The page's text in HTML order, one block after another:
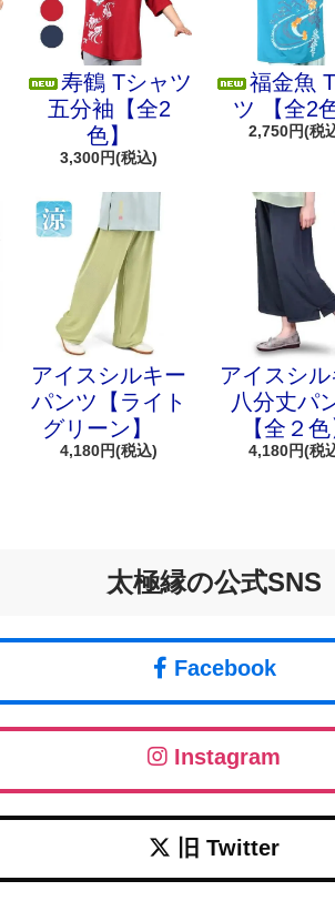
寿鶴 Tシャツ
五分袖【全2
色】
3,300円(税込)
福金魚
ツ 【全2
2,750円(税
アイスシルキー
パンツ【ライト
グリーン】
4,180円(税込)
アイスシ
八分丈パ
【全２
4,180円(税
太極縁の公式SNS
Facebook
Instagram
旧 Twitter